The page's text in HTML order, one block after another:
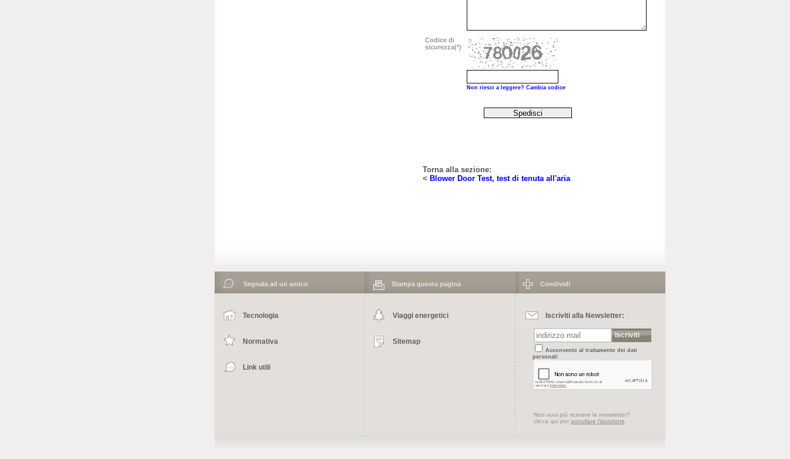
Codice di
sicurezza(*)
Non riesci a leggere? Cambia codice
Torna alla sezione:
< Blower Door Test, test di tenuta all'aria
Segnala ad un amico Stampa questa pagina Condividi
Tecnologia
Normativa
Link utili
Viaggi energetici
Sitemap
Iscriviti alla Newsletter:
Iscriviti
Acconsento al trattamento dei dati
personali
Non vuoi più ricevere la newsletter?
clicca qui per annullare l'iscrizione